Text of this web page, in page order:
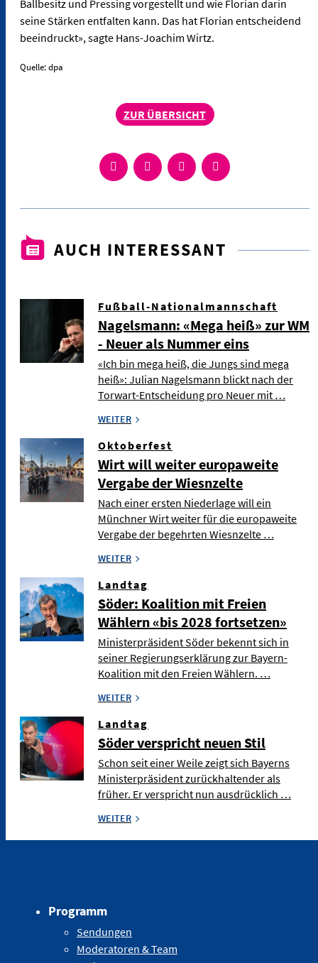
Ballbesitz und Pressing vorgestellt und wie Florian darin
seine Stärken entfalten kann. Das hat Florian entscheidend
beeindruckt», sagte Hans-Joachim Wirtz.
Quelle: dpa
ZUR ÜBERSICHT
AUCH INTERESSANT
Fußball-Nationalmannschaft
Nagelsmann: «Mega heiß» zur WM
- Neuer als Nummer eins
«Ich bin mega heiß, die Jungs sind mega
heiß»: Julian Nagelsmann blickt nach der
Torwart-Entscheidung pro Neuer mit …
WEITER
Oktoberfest
Wirt will weiter europaweite
Vergabe der Wiesnzelte
Nach einer ersten Niederlage will ein
Münchner Wirt weiter für die europaweite
Vergabe der begehrten Wiesnzelte …
WEITER
Landtag
Söder: Koalition mit Freien
Wählern «bis 2028 fortsetzen»
Ministerpräsident Söder bekennt sich in
seiner Regierungserklärung zur Bayern-
Koalition mit den Freien Wählern. …
WEITER
Landtag
Söder verspricht neuen Stil
Schon seit einer Weile zeigt sich Bayerns
Ministerpräsident zurückhaltender als
früher. Er verspricht nun ausdrücklich …
WEITER
Programm
Sendungen
Moderatoren & Team